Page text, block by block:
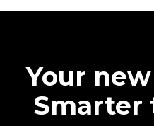
Your
Smarter